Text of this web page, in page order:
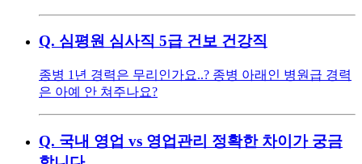
Q. 심평원 심사직 5급 건보 건강직
종병 1년 경력은 무리인가요..? 종병 아래인 병원급 경력
은 아예 안 쳐주나요?
Q. 국내 영업 vs 영업관리 정확한 차이가 궁금